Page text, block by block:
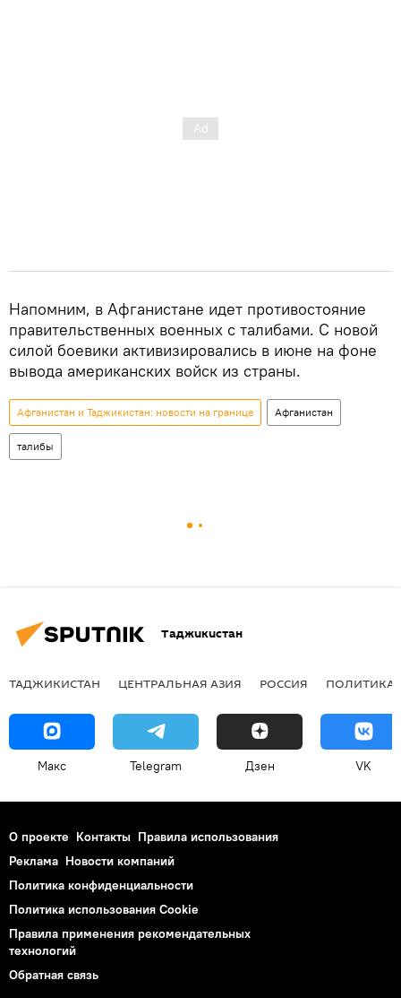
Напомним, в Афганистане идет противостояние
правительственных военных с талибами. С новой
силой боевики активизировались в июне на фоне
вывода американских войск из страны.
Афганистан и Таджикистан: новости на границе Афганистан
талибы
Таджикистан
ТАДЖИКИСТАН ЦЕНТРАЛЬНАЯ АЗИЯ РОССИЯ ПОЛИТИКА
Макс Telegram Дзен VK
О проекте Контакты Правила использования
Реклама Новости компаний
Политика конфиденциальности
Политика использования Cookie
Правила применения рекомендательных
технологий
Обратная связь